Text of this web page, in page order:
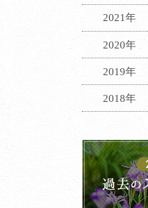
2021年
2020年
2019年
2018年